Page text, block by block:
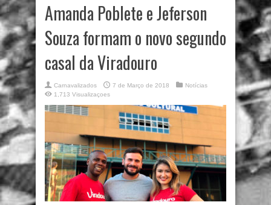
Amanda Poblete e Jeferson
Souza formam o novo segundo
casal da Viradouro
Carnavalizados 7 de Março de 2018
Notícias
1,713 Visualizaçoes